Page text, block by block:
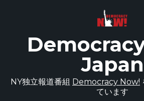
Japan
NY独立報道番組 Democracy Now!
ています